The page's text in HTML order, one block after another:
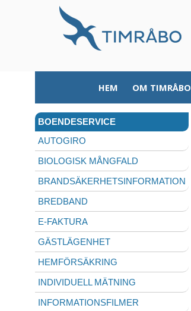
HEM OM TIMRÅBO
BOENDESERVICE
AUTOGIRO
BIOLOGISK MÅNGFALD
BRANDSÄKERHETSINFORMATION
BREDBAND
E-FAKTURA
GÄSTLÄGENHET
HEMFÖRSÄKRING
INDIVIDUELL MÄTNING
INFORMATIONSFILMER